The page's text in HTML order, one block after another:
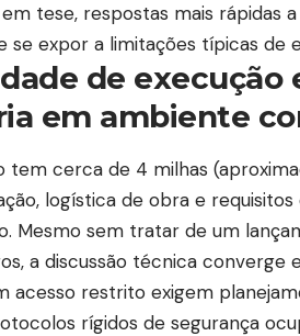
tese, respostas mais rápidas
se expor a limitações típicas de
de execução
em ambiente
tem cerca de 4 milhas
logística de obra e
Mesmo sem tratar de um
a discussão técnica converge
acesso restrito exigem
rígidos de segurança